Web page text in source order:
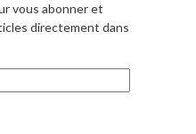
vous abonner et
directement dans